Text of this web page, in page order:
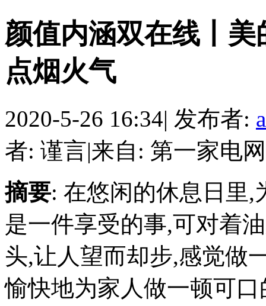
颜值内涵双在线丨
点烟火气
2020-5-26 16:34| 发布者:
者: 谨言|来自: 第一家电网
摘要: 在悠闲的休息日里,
是一件享受的事,可对着
头,让人望而却步,感觉做
愉快地为家人做一顿可